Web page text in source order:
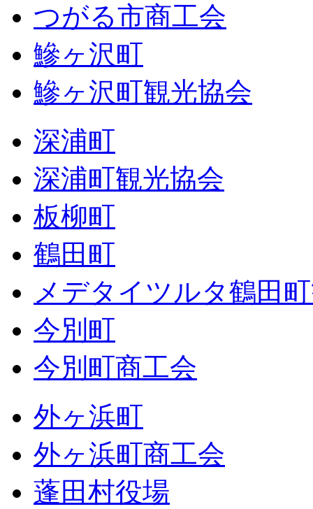
つがる市商工会
鰺ヶ沢町
鰺ヶ沢町観光協会
深浦町
深浦町観光協会
板柳町
鶴田町
メデタイツルタ鶴田
今別町
今別町商工会
外ヶ浜町
外ヶ浜町商工会
蓬田村役場